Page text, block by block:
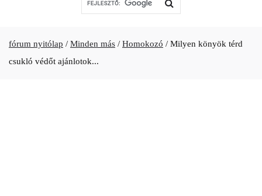
fórum nyitólap / Minden más / Homokozó / Milyen könyök térd
csukló védőt ajánlotok...